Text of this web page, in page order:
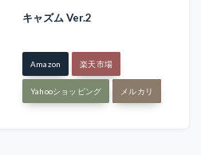
キャズム Ver.2
Amazon 楽天市場
Yahooショッピング メルカリ